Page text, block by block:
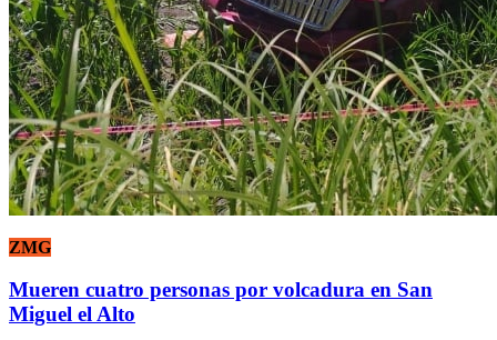
ZMG
Mueren cuatro personas por volcadura en San
Miguel el Alto